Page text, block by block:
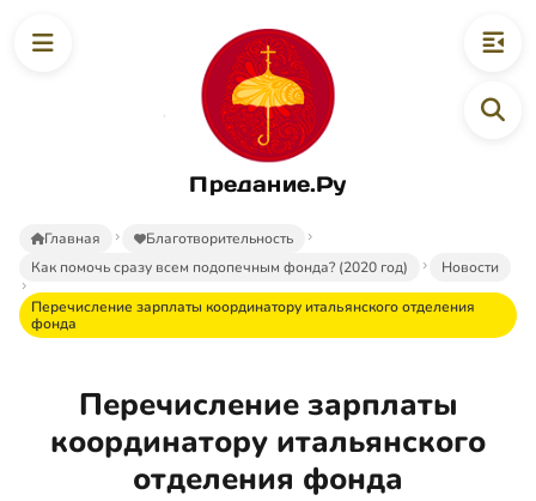
Предание.Ру
Главная
Благотворительность
Как помочь сразу всем подопечным фонда? (2020 год)
Новости
Перечисление зарплаты координатору итальянского отделения
фонда
Перечисление зарплаты
координатору итальянского
отделения фонда